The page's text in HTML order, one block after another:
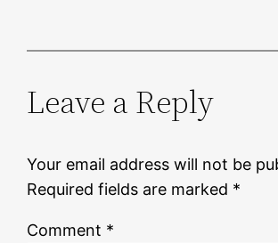
Leave a Reply
Your email address will not be
Required fields are marked *
Comment *